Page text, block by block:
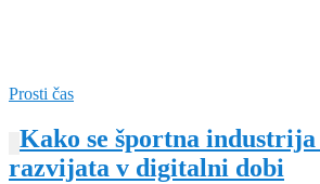
Prosti čas
Kako se športna
razvijata v digitalni dobi